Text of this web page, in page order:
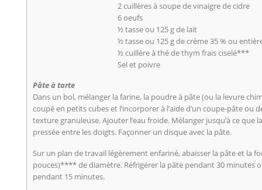
2 cuillères à soupe de vinaigre de cidre
6 oeufs
½ tasse ou 125 g de lait
½ tasse ou 125 g de crème 35 % ou
½ cuillère à thé de thym frais ciselé***
Sel et poivre
Pâte à tarte
Dans un bol, mélanger la farine, la poudre à pâte (ou la levure
coupé en petits cubes et l’incorporer à l’aide d’un coupe-pâte ou
texture granuleuse. Ajouter l’eau froide. Mélanger jusqu’à ce que
pressée entre les doigts. Façonner un disque avec la pâte.
Sur un plan de travail légèrement enfariné, abaisser la pâte et la
pouces)**** de diamètre. Réfrigérer la pâte pendant 30 minutes
pendant 15 minutes.